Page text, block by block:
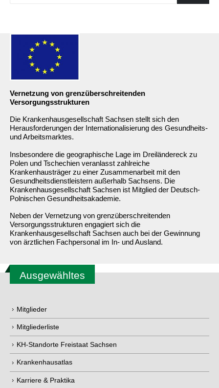
Vernetzung von grenzüberschreitenden
Versorgungsstrukturen
Die Krankenhausgesellschaft Sachsen stellt sich den
Herausforderungen der Internationalisierung des Gesundheits-
und Arbeitsmarktes.
Insbesondere die geographische Lage im Dreiländereck zu
Polen und Tschechien veranlasst zahlreiche
Krankenhausträger zu einer Zusammenarbeit mit den
Gesundheitsdienstleistern außerhalb Sachsens. Die
Krankenhausgesellschaft Sachsen ist Mitglied der Deutsch-
Polnischen Gesundheitsakademie.
Neben der Vernetzung von grenzüberschreitenden
Versorgungsstrukturen engagiert sich die
Krankenhausgesellschaft Sachsen auch bei der Gewinnung
von ärztlichen Fachpersonal im In- und Ausland.
Ausgewähltes
Mitglieder
Mitgliederliste
KH-Standorte Freistaat Sachsen
Krankenhausatlas
Karriere & Praktika